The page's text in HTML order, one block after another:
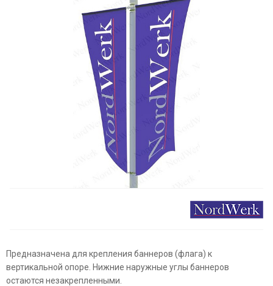
Предназначена для крепления баннеров (флага) к
вертикальной опоре. Нижние наружные углы баннеров
остаются незакрепленными.